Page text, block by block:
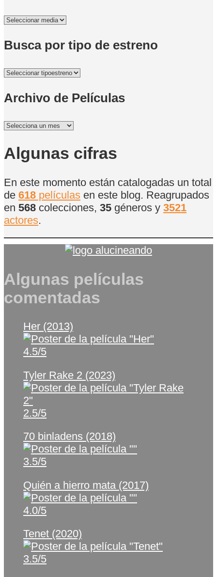
Busca por tipo de estreno
Archivo de Películas
Archivo
Películas
Algunas cifras
En este momento están catalogadas un total
de 618 películas en este blog. Reagrupados
en 568 colecciones, 35 géneros y 3521
actores.
Algunas películas
comentadas
Her (2013)
4.5/5
Tyler Rake 2 (2023)
2.5/5
70 binladens (2018)
3.5/5
Quién a hierro mata (2017)
4.0/5
Tenet (2020)
3.5/5